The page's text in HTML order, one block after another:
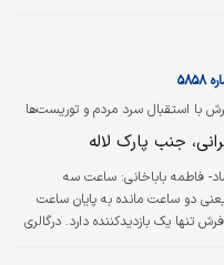
بزرگ این استان با چالش مواجه
کلبه‌‌‌های روستایی و جنگلی در
با استقبال سرد مردم و توریست‏‏‌ها
جنب پارک لاله
ساعت سه
دو ساعت مانده به پایان ساعت
فرش تنها یک بازدیدکننده دارد. درگالری